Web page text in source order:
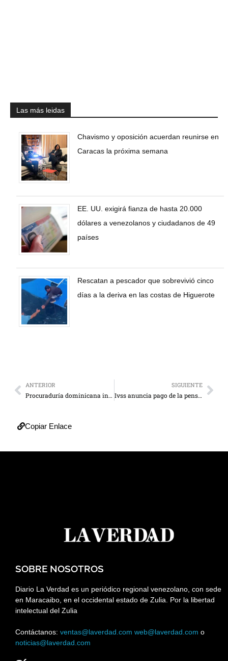
Las más leidas
Chavismo y oposición acuerdan reunirse en
Caracas la próxima semana
EE. UU. exigirá fianza de hasta 20.000
dólares a venezolanos y ciudadanos de 49
países
Rescatan a pescador que sobrevivió cinco
días a la deriva en las costas de Higuerote
ANTERIOR
Procuraduría dominicana inmoviliza bienes de dueño del Jet Set
SIGUIENTE
Ivss anuncia pago de la pensión de mayo para este lunes
Copiar Enlace
SOBRE NOSOTROS
Diario La Verdad es un periódico regional venezolano, con sede
en Maracaibo, en el occidental estado de Zulia. Por la libertad
intelectual del Zulia
Contáctanos: ventas@laverdad.com web@laverdad.com o
noticias@laverdad.com